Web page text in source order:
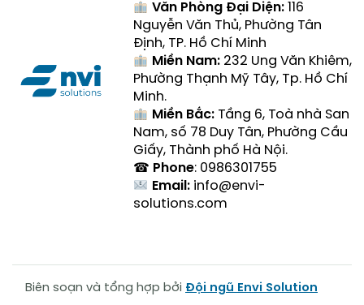
Văn Phòng Đại Diện:116
Nguyễn Văn Thủ, Phường Tân
Định, TP. Hồ Chí Minh
Miền Nam:232 Ung Văn Khiêm,
Phường Thạnh Mỹ Tây, Tp. Hồ Chí
Minh.
Miền Bắc:Tầng 6, Toà nhà San
Nam, số 78 Duy Tân, Phường Cầu
Giấy, Thành phố Hà Nội.
☎ Phone: 0986301755
Email:info@envi-
solutions.com
Biên soạn và tổng hợp bởi Đội ngũ Envi Solution